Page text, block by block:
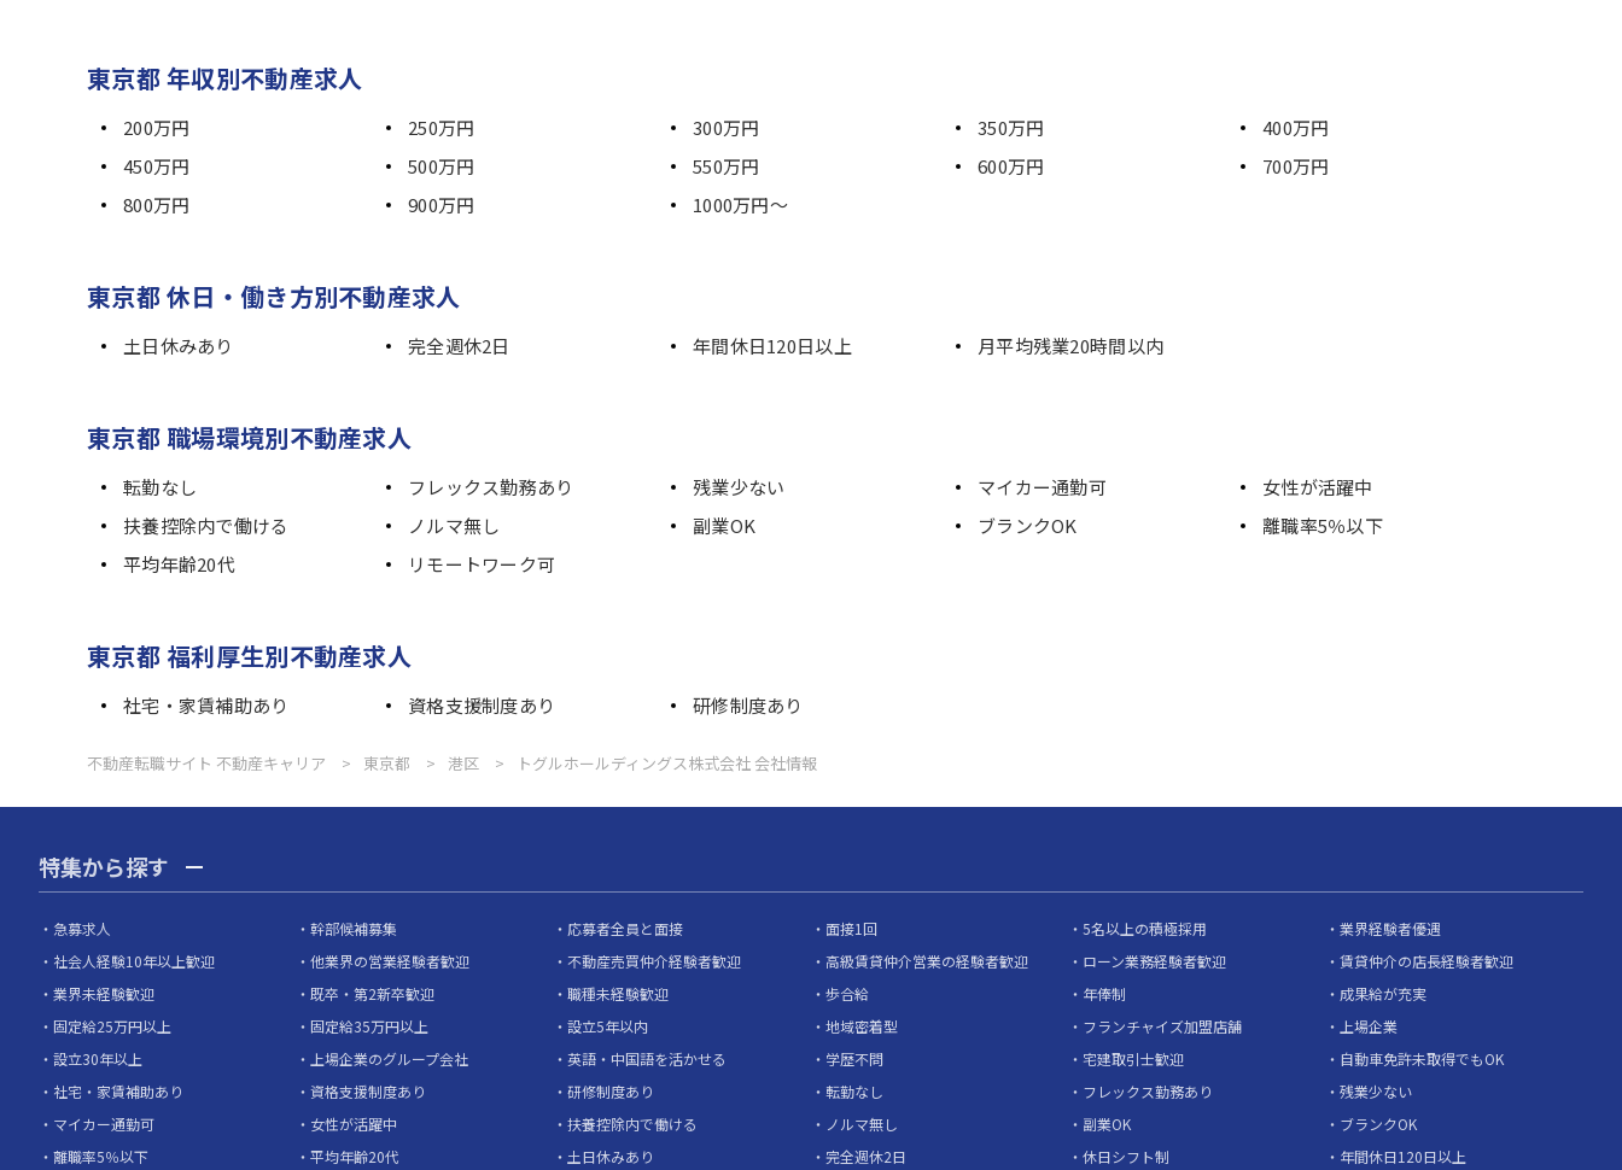
東京都 年収別不動産求人
200万円 250万円 300万円 350万円
400万円
450万円
500万円 550万円 600万円
700万円
800万円
900万円 1000万円～
東京都 休日・働き方別不動産求人
土日休みあり 完全週休2日 年間休日120日以上 月平均残業20時間以内
東京都 職場環境別不動産求人
転勤なし フレックス勤務あり 残業少ない マイカー通勤可
女性が活躍中
扶養控除内で働ける
ノルマ無し 副業OK ブランクOK
離職率5％以下
平均年齢20代
リモートワーク可
東京都 福利厚生別不動産求人
社宅・家賃補助あり 資格支援制度あり 研修制度あり
不動産転職サイト 不動産キャリア 東京都 港区 トグルホールディングス株式会社 会社情報
特集から探す
急募求人 幹部候補募集 応募者全員と面接 面接1回 5名以上の積極採用
業界経験者優遇
社会人経験10年以上歓迎
他業界の営業経験者歓迎 不動産売買仲介経験者歓迎 高級賃貸仲介営業の経験者歓迎 ローン業務経験者歓迎
賃貸仲介の店長経験者歓迎
業界未経験歓迎
既卒・第2新卒歓迎 職種未経験歓迎 歩合給 年俸制
成果給が充実
固定給25万円以上
固定給35万円以上 設立5年以内 地域密着型 フランチャイズ加盟店舗
上場企業
設立30年以上
上場企業のグループ会社 英語・中国語を活かせる 学歴不問 宅建取引士歓迎
自動車免許未取得でもOK
社宅・家賃補助あり
資格支援制度あり 研修制度あり 転勤なし フレックス勤務あり
残業少ない
マイカー通勤可
女性が活躍中 扶養控除内で働ける ノルマ無し 副業OK
ブランクOK
離職率5％以下
平均年齢20代 土日休みあり 完全週休2日 休日シフト制 年間休日120日以上